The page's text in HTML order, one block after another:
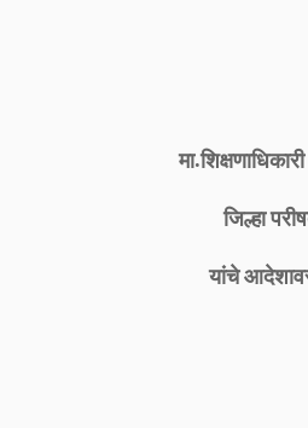
जिल्हा
यांचे